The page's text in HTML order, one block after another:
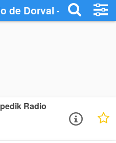
de Dorval - Ouça
Radio